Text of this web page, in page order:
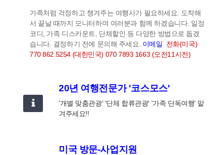
가족처럼 걱정하고 챙겨주는 여행사가 필요하세요. 도착해
서 끝날 때까지 모니터하며 여러분과 함께 하겠습니다. 일정
코디, 가족 디스카운트, 단체할인 등 다양한 방법으로 돕겠
습니다. 결정하기 전에 문의해 주세요. 이메일
전화(미국)
770 862 5254 (대한민국) 070 7893 1663 (오전11시전)
20년 여행전문가 '코스모스'
'개별 맞춤관광' '단체 합류관광' '가족 단독여행' 맡
겨주세요!!
미국 방문-사업지원